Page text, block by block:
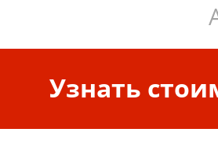
Узнать